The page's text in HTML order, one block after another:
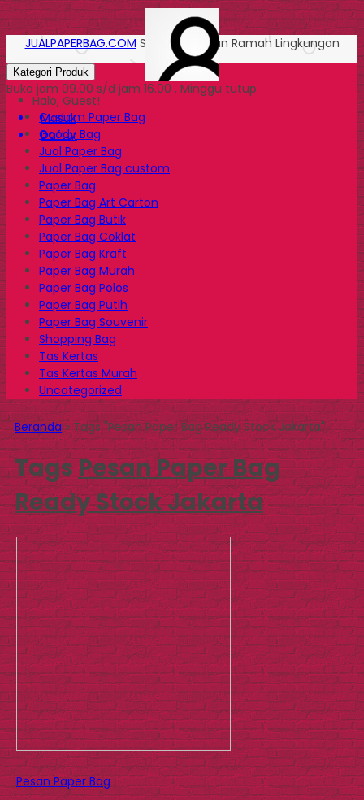
Halo, Guest!
Masuk
Daftar
JUALPAPERBAG.COM Solusi Kemasan Ramah Lingkungan
Kategori Produk
Buka jam 09.00 s/d jam 16.00 , Minggu tutup
Custom Paper Bag
Goody Bag
Jual Paper Bag
Jual Paper Bag custom
Paper Bag
Paper Bag Art Carton
Paper Bag Butik
Paper Bag Coklat
Paper Bag Kraft
Paper Bag Murah
Paper Bag Polos
Paper Bag Putih
Paper Bag Souvenir
Shopping Bag
Tas Kertas
Tas Kertas Murah
Uncategorized
Beranda»Tags "Pesan Paper Bag Ready Stock Jakarta"
TagsPesan Paper Bag
Ready Stock Jakarta
Pesan Paper Bag